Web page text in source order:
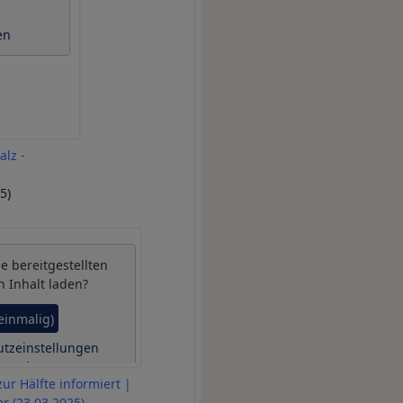
-
bereitgestellten
Inhalt laden?
Hälfte informiert |